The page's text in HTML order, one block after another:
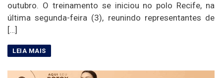
outubro. O treinamento se iniciou no polo Recife, na
última segunda-feira (3), reunindo representantes de
[…]